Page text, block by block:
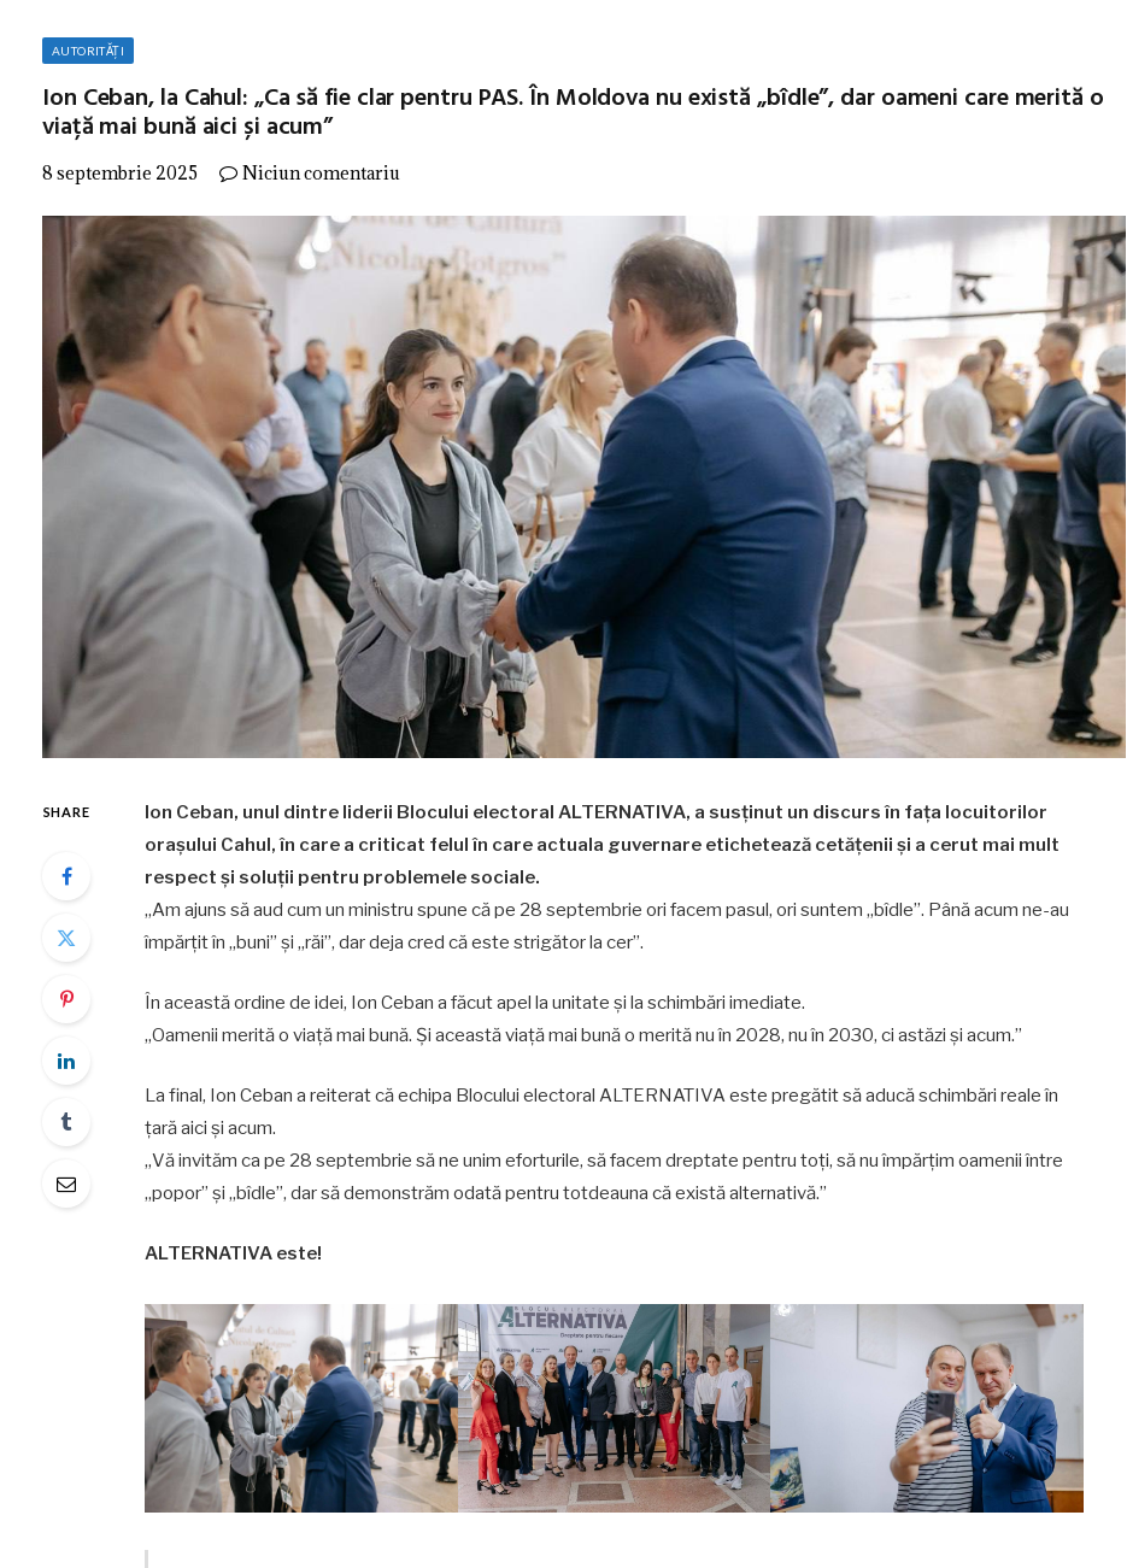
AUTORITĂȚI
Ion Ceban, la Cahul: „Ca să fie clar pentru PAS. În Moldova nu există „bîdle”, dar oameni care merită o
viață mai bună aici și acum”
8 septembrie 2025 Niciun comentariu
SHARE
Ion Ceban, unul dintre liderii Blocului electoral ALTERNATIVA, a susținut un discurs în fața locuitorilor
orașului Cahul, în care a criticat felul în care actuala guvernare etichetează cetățenii și a cerut mai mult
respect și soluții pentru problemele sociale.
„Am ajuns să aud cum un ministru spune că pe 28 septembrie ori facem pasul, ori suntem „bîdle”. Până acum ne-au
împărțit în „buni” și „răi”, dar deja cred că este strigător la cer”.
În această ordine de idei, Ion Ceban a făcut apel la unitate și la schimbări imediate.
„Oamenii merită o viață mai bună. Și această viață mai bună o merită nu în 2028, nu în 2030, ci astăzi și acum.”
La final, Ion Ceban a reiterat că echipa Blocului electoral ALTERNATIVA este pregătit să aducă schimbări reale în
țară aici și acum.
„Vă invităm ca pe 28 septembrie să ne unim eforturile, să facem dreptate pentru toți, să nu împărțim oamenii între
„popor” și „bîdle”, dar să demonstrăm odată pentru totdeauna că există alternativă.”
ALTERNATIVA este!